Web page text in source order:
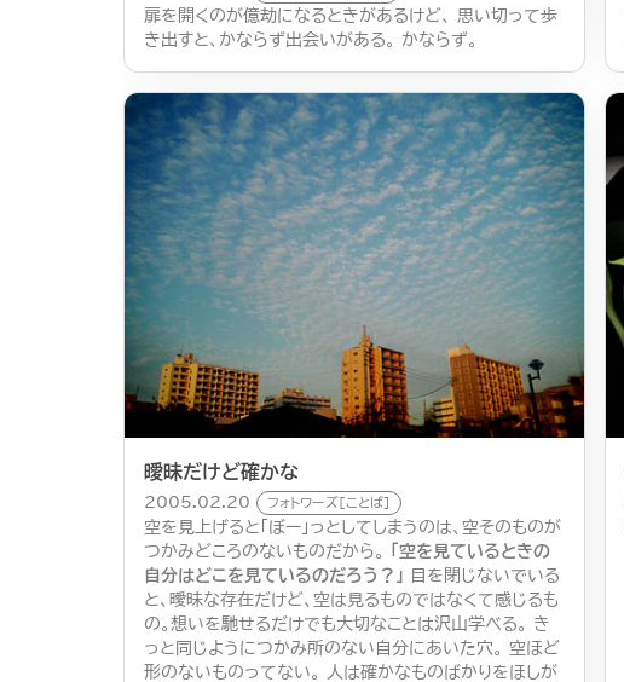
扉を開くのが億劫になるときがあるけど、 思い切って歩
き出すと、かならず出会いがある。 かならず。
曖昧だけど確かな
2005.02.20 フォトワーズ[ことば]
空を見上げると「ぼー」っとしてしまうのは、空そのものが
つかみどころのないものだから。
「空を見ているときの
自分はどこを見ているのだろう？」 目を閉じないでいる
と、曖昧な存在だけど、空は見るものではなくて感じるも
の。想いを馳せるだけでも大切なことは沢山学べる。 き
っと同じようにつかみ所のない自分にあいた穴。 空ほど
形のないものってない。 人は確かなものばかりをほしが